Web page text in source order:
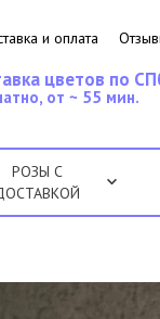
и оплата
цветов по
от ~ 55 мин.
РОЗЫ С